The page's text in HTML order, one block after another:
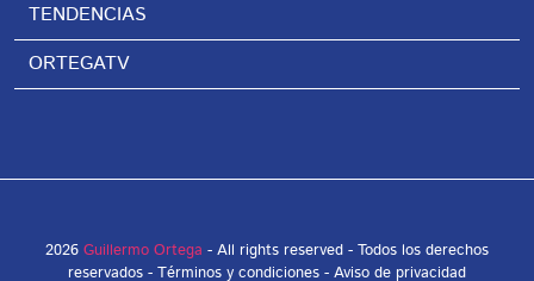
TENDENCIAS
ORTEGATV
2026 Guillermo Ortega - All rights reserved - Todos los derechos
reservados - Términos y condiciones - Aviso de privacidad